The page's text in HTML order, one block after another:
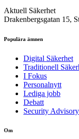
Aktuell Säkerhet
Drakenbergsgatan 15,
Populära ämnen
Digital Säkerhet
Traditionell
I Fokus
Personalnytt
Lediga jobb
Debatt
Security
Om